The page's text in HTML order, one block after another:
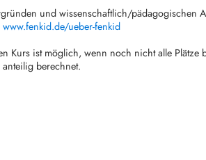
und wissenschaftlich/pädagogischen
www.fenkid.de/ueber-fenkid
Kurs ist möglich, wenn noch nicht alle Plätze
berechnet.